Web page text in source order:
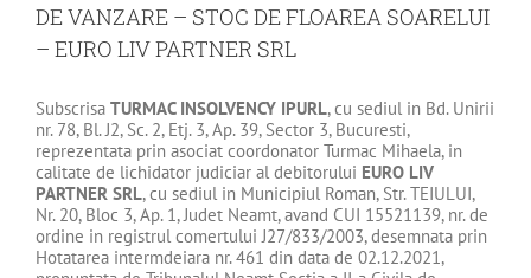
DE VANZARE – STOC DE FLOAREA SOARELUI
– EURO LIV PARTNER SRL
Subscrisa TURMAC INSOLVENCY IPURL, cu sediul in Bd. Unirii
nr. 78, Bl. J2, Sc. 2, Etj. 3, Ap. 39, Sector 3, Bucuresti,
reprezentata prin asociat coordonator Turmac Mihaela, in
calitate de lichidator judiciar al debitorului EURO LIV
PARTNER SRL, cu sediul in Municipiul Roman, Str. TEIULUI,
Nr. 20, Bloc 3, Ap. 1, Judet Neamt, avand CUI 15521139, nr. de
ordine in registrul comertului J27/833/2003, desemnata prin
Hotatarea intermdeiara nr. 461 din data de 02.12.2021,